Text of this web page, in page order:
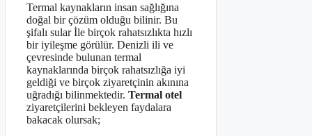
Termal kaynakların insan sağlığına
doğal bir çözüm olduğu bilinir. Bu
şifalı sular İle birçok rahatsızlıkta hızlı
bir iyileşme görülür. Denizli ili ve
çevresinde bulunan termal
kaynaklarında birçok rahatsızlığa iyi
geldiği ve birçok ziyaretçinin akınına
uğradığı bilinmektedir. Termal otel
ziyaretçilerini bekleyen faydalara
bakacak olursak;